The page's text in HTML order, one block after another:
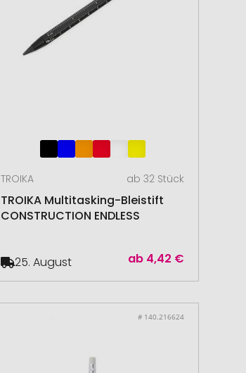
TROIKA ab 32 Stück
TROIKA Multitasking-Bleistift
CONSTRUCTION ENDLESS
ab 4,42 €
25. August
# 140.216624